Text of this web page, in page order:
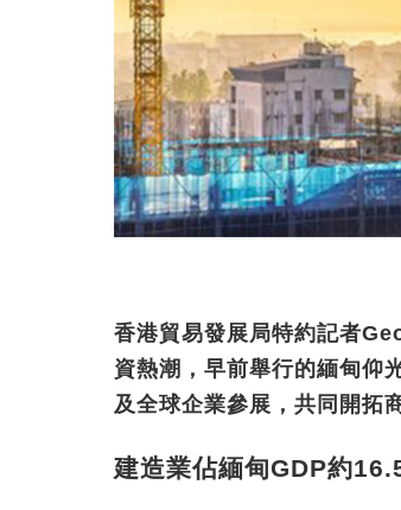
香港貿易發展局特約記者
資熱潮，早前舉行的緬甸仰
及全球企業參展，共同開拓
建造業佔緬甸GDP約